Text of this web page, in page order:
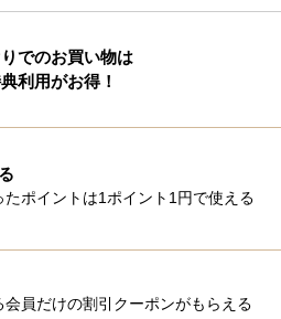
でのお買い物は
利用がお得！
たポイントは1ポイント1円で使える
会員だけの割引クーポンがもらえる